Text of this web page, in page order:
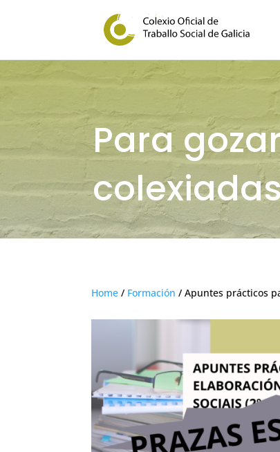
Para
Home / Formación / Apuntes prácticos